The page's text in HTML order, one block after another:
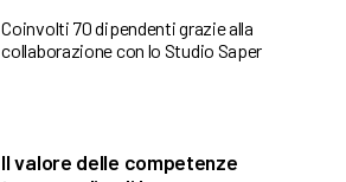
Coinvolti 70 dipendenti grazie alla
collaborazione con lo Studio Saper
Il valore delle competenze